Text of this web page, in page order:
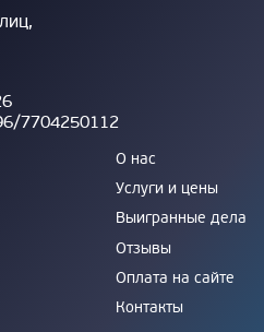
7704250112
О нас
Услуги и цены
Выигранные дела
Отзывы
Оплата на сайте
Контакты